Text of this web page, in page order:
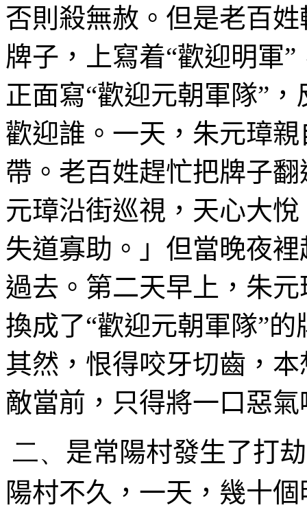
否則殺無赦。但是老百
牌子，上寫着“歡迎明軍
正面寫“歡迎元朝軍隊”
歡迎誰。一天，朱元璋
帶。老百姓趕忙把牌子
元璋沿街巡視，天心大
失道寡助。」但當晚夜
過去。第二天早上，朱
換成了“歡迎元朝軍隊”
其然，恨得咬牙切齒，
敵當前，只得將一口惡
二、 是常陽村發生了打
陽村不久，一天，幾十